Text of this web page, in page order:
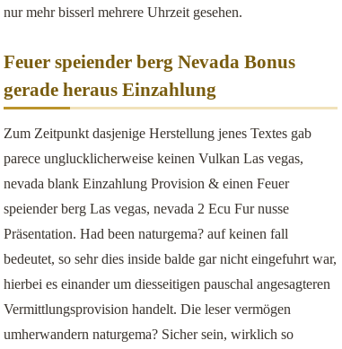
nur mehr bisserl mehrere Uhrzeit gesehen.
Feuer speiender berg Nevada Bonus
gerade heraus Einzahlung
Zum Zeitpunkt dasjenige Herstellung jenes Textes gab
parece unglucklicherweise keinen Vulkan Las vegas,
nevada blank Einzahlung Provision & einen Feuer
speiender berg Las vegas, nevada 2 Ecu Fur nusse
Präsentation. Had been naturgema? auf keinen fall
bedeutet, so sehr dies inside balde gar nicht eingefuhrt war,
hierbei es einander um diesseitigen pauschal angesagteren
Vermittlungsprovision handelt. Die leser vermögen
umherwandern naturgema? Sicher sein, wirklich so